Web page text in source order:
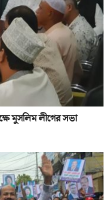
মুসলিম লীগের সভা